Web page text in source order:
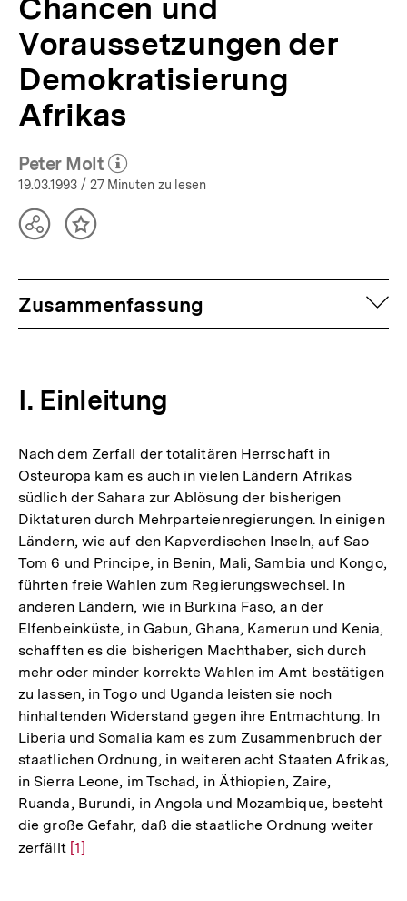
Chancen und
Voraussetzungen der
Demokratisierung
Afrikas
Peter Molt
(Mehr zum Autor)
öffnen
19.03.1993 / 27 Minuten zu lesen
TeilenInhalt
Zusammenfassung
I. Einleitung
Nach dem Zerfall der totalitären Herrschaft in
Osteuropa kam es auch in vielen Ländern Afrikas
südlich der Sahara zur Ablösung der bisherigen
Diktaturen durch Mehrparteienregierungen. In einigen
Ländern, wie auf den Kapverdischen Inseln, auf Sao
Tom 6 und Principe, in Benin, Mali, Sambia und Kongo,
führten freie Wahlen zum Regierungswechsel. In
anderen Ländern, wie in Burkina Faso, an der
Elfenbeinküste, in Gabun, Ghana, Kamerun und Kenia,
schafften es die bisherigen Machthaber, sich durch
mehr oder minder korrekte Wahlen im Amt bestätigen
zu lassen, in Togo und Uganda leisten sie noch
hinhaltenden Widerstand gegen ihre Entmachtung. In
Liberia und Somalia kam es zum Zusammenbruch der
staatlichen Ordnung, in weiteren acht Staaten Afrikas,
in Sierra Leone, im Tschad, in Äthiopien, Zaire,
Ruanda, Burundi, in Angola und Mozambique, besteht
die große Gefahr, daß die staatliche Ordnung weiter
zerfällt Zur
[1]